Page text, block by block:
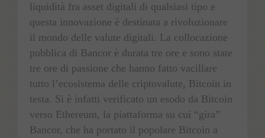
liquidità fra asset digitali di qualsiasi tipo e
questa innovazione è destinata a rivoluzionare
il mondo delle valute digitali. La collocazione
pubblica di Bancor è durata tre ore e sono state
tre ore di passione che hanno fatto vacillare
tutto l’ecosistema delle criptovalute, Bitcoin in
testa. Si è infatti verificato un esodo da Bitcoin
verso Ethereum, la piattaforma su cui “gira”
Bancor, che ha portato il popolare Bitcoin a